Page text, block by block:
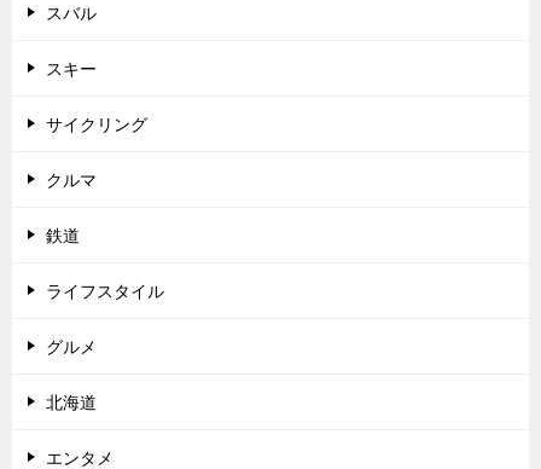
スバル
スキー
サイクリング
クルマ
鉄道
ライフスタイル
グルメ
北海道
エンタメ